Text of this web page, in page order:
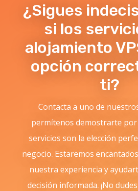
¿Sigues
si los
alojamiento
opción
ti?
Contacta a uno de
permítenos demostrarte
servicios son la elección
negocio. Estaremos
nuestra experiencia y
decisión informada. ¡No